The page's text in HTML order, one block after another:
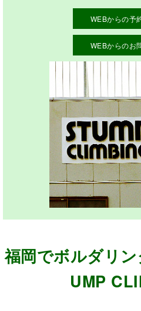
WEBからの予
WEBからのお
福岡でボルダリ
UMP